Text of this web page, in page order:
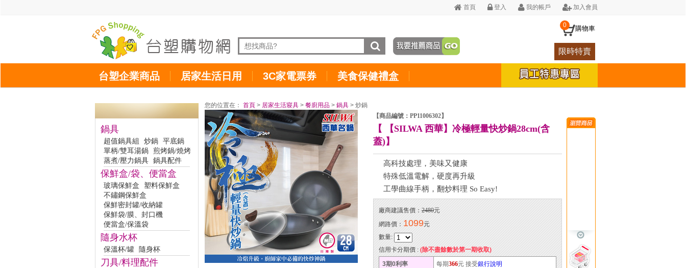
首頁 登入 我的帳戶 加入會員
0 購物車
限時特賣
台塑企業商品 居家生活日用 3C家電票券 美食保健禮盒
鍋具
超值鍋具組 炒鍋 平底鍋
單柄/雙耳湯鍋 煎烤鍋/燒烤
蒸煮/壓力鍋具 鍋具配件
保鮮盒/袋、便當盒
玻璃保鮮盒
塑料保鮮盒
不鏽鋼保鮮盒
保鮮密封罐/收納罐
保鮮袋/膜、封口機
便當盒/保溫袋
隨身水杯
保溫杯/罐 隨身杯
刀具/料理配件
您的位置在： 首頁 > 居家生活寢具 > 餐廚用品 > 鍋具 > 炒鍋
【商品編號：PP11006302】
【 【SILWA 西華】冷極輕量快炒鍋28cm(含
蓋)】
高科技處理，美味又健康
特殊低溫電解，硬度再升級
工學曲線手柄，翻炒料理 So Easy!
廠商建議售價： 2480元
網路價： 1099元
數量:
信用卡分期價 : (除不盡餘數於第一期收取)
3期0利率
每期366元 接受銀行說明